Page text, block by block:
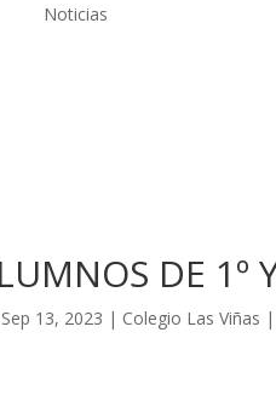
Noticias
DE 1º
Sep 13, 2023 | Colegio Las Viñas